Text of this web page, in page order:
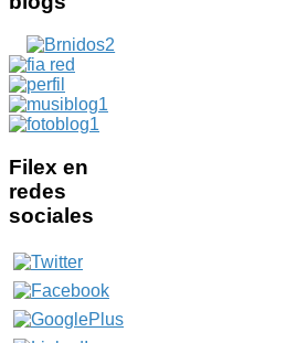
Filex en
redes
sociales